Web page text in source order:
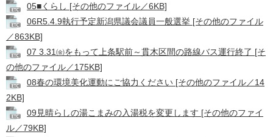
05■くらし [その他のファイル／6KB]
06R5.4.9執行予定新潟県議会議員一般選挙 [その他のファイル
／863KB]
07 3.31㈮をもって上条駅前～貫木区間の路線バス運行終了 [そ
の他のファイル／175KB]
08春の環境美化運動にご協力ください [その他のファイル／14
2KB]
09見晴らしの湯こまみの入湯税を変更します [その他のファイ
ル／79KB]